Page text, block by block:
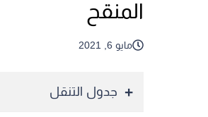
المنقح
مايو 6, 2021
جدول التنقل